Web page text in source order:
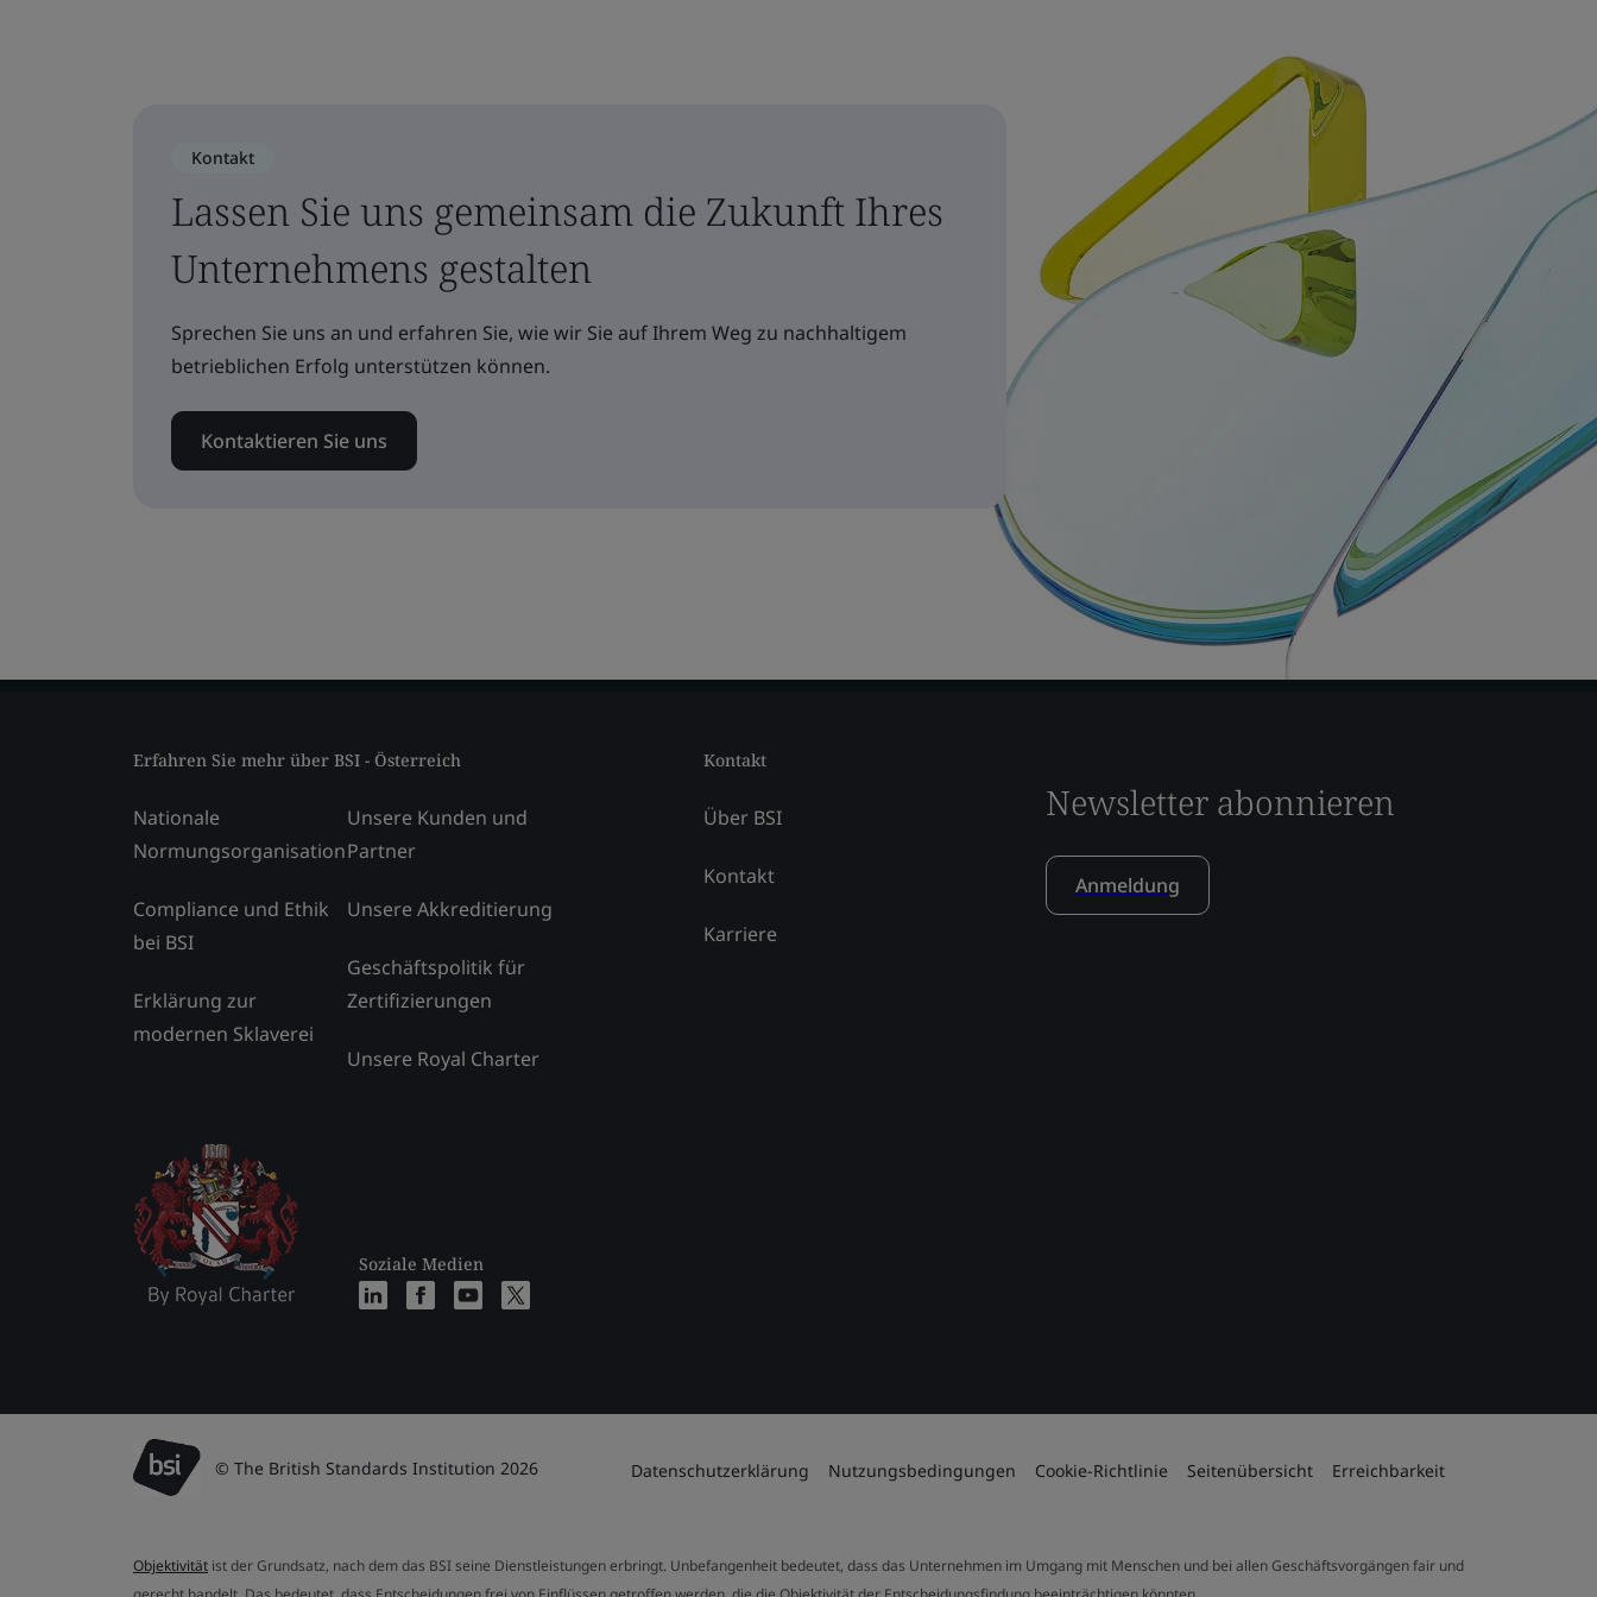
Kontakt
Lassen Sie uns gemeinsam die Zukunft Ihres
Unternehmens gestalten
Sprechen Sie uns an und erfahren Sie, wie wir Sie auf Ihrem Weg zu nachhaltigem
betrieblichen Erfolg unterstützen können.
Kontaktieren Sie uns
Erfahren Sie mehr über BSI - Österreich
Nationale
Normungsorganisation
Compliance und Ethik
bei BSI
Erklärung zur
modernen Sklaverei
Unsere Kunden und
Partner
Unsere Akkreditierung
Geschäftspolitik für
Zertifizierungen
Unsere Royal Charter
Soziale Medien
Kontakt
Über BSI
Kontakt
Karriere
Newsletter abonnieren
Anmeldung
© The British Standards Institution 2026 Datenschutzerklärung Nutzungsbedingungen Cookie-Richtlinie Seitenübersicht Erreichbarkeit
Objektivität ist der Grundsatz, nach dem das BSI seine Dienstleistungen erbringt. Unbefangenheit bedeutet, dass das Unternehmen im Umgang mit Menschen und bei allen Geschäftsvorgängen fair und